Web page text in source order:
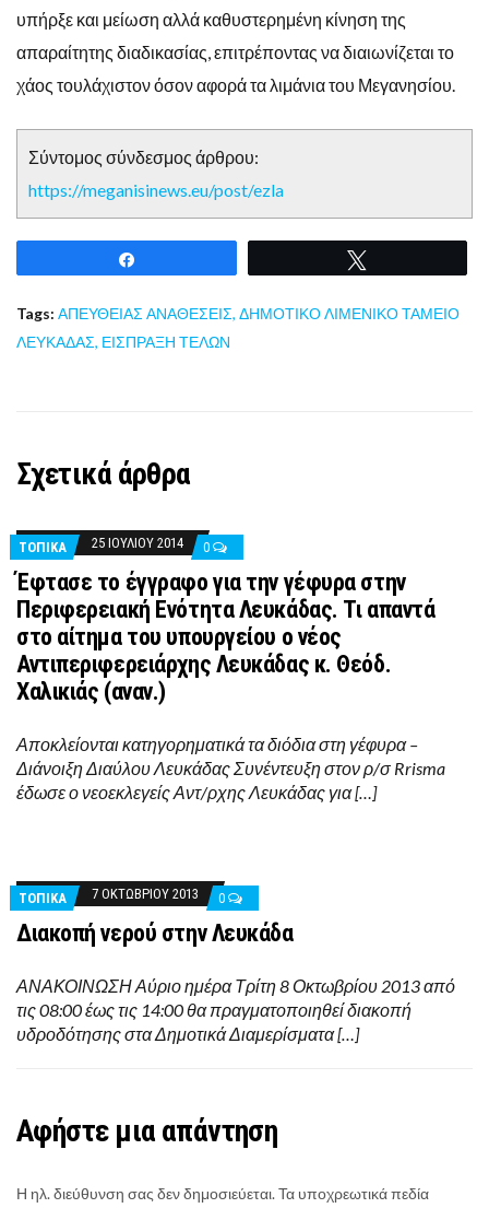
υπήρξε και μείωση αλλά καθυστερημένη κίνηση της
απαραίτητης διαδικασίας, επιτρέποντας να διαιωνίζεται το
χάος τουλάχιστον όσον αφορά τα λιμάνια του Μεγανησίου.
Σύντομος σύνδεσμος άρθρου:
https://meganisinews.eu/post/ezla
Tags: ΑΠΕΥΘΕΙΑΣ ΑΝΑΘΕΣΕΙΣ, ΔΗΜΟΤΙΚΟ ΛΙΜΕΝΙΚΟ ΤΑΜΕΙΟ
ΛΕΥΚΑΔΑΣ, ΕΙΣΠΡΑΞΗ ΤΕΛΩΝ
Σχετικά άρθρα
ΤΟΠΙΚΑ 25 ΙΟΥΛΊΟΥ 2014 0
Έφτασε το έγγραφο για την γέφυρα στην
Περιφερειακή Ενότητα Λευκάδας. Τι απαντά
στο αίτημα του υπουργείου ο νέος
Αντιπεριφερειάρχης Λευκάδας κ. Θεόδ.
Χαλικιάς (αναν.)
Αποκλείονται κατηγορηματικά τα διόδια στη γέφυρα –
Διάνοιξη Διαύλου Λευκάδας Συνέντευξη στον ρ/σ Rrisma
έδωσε ο νεοεκλεγείς Αντ/ρχης Λευκάδας για […]
ΤΟΠΙΚΑ 7 ΟΚΤΩΒΡΊΟΥ 2013 0
Διακοπή νερού στην Λευκάδα
ΑΝΑΚΟΙΝΩΣΗ Αύριο ημέρα Τρίτη 8 Οκτωβρίου 2013 από
τις 08:00 έως τις 14:00 θα πραγματοποιηθεί διακοπή
υδροδότησης στα Δημοτικά Διαμερίσματα […]
Αφήστε μια απάντηση
Η ηλ. διεύθυνση σας δεν δημοσιεύεται.Τα υποχρεωτικά πεδία